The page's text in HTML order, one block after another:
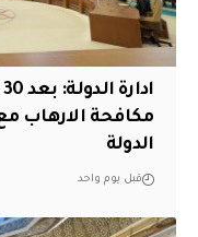
مكافحة الارهاب
الدولة
قبل يوم واحد